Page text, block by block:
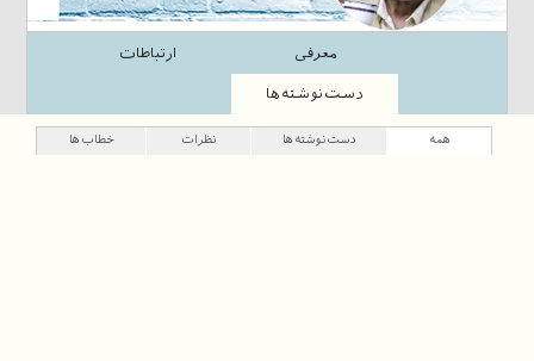
معرفی ارتباطات
دست‌نوشته‌ها
همه دست‌نوشته‌ها نظرات خطاب‌ها